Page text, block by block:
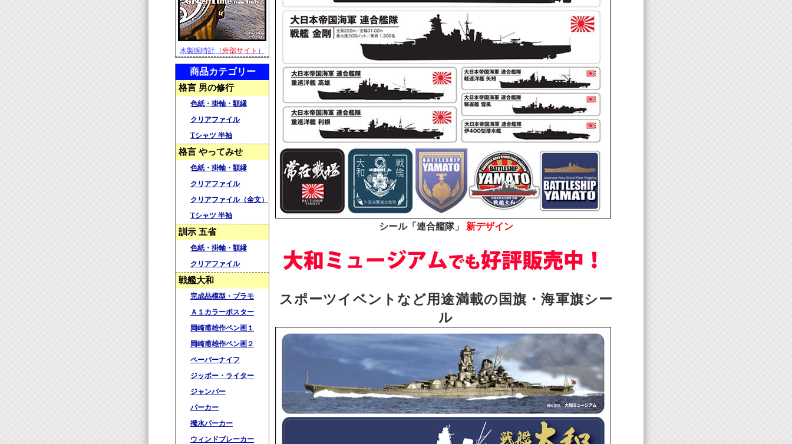
木製腕時計（外部サイト ）
商品カテゴリー
格言 男の修行
色紙・掛軸・額縁
クリアファイル
Tシャツ 半袖
格言 やってみせ
色紙・掛軸・額縁
クリアファイル
クリアファイル（全文）
Tシャツ 半袖
訓示 五省
色紙・掛軸・額縁
クリアファイル
戦艦大和
完成品模型・プラモ
Ａ１カラーポスター
岡崎甫雄作ペン画１
岡崎甫雄作ペン画２
ペーパーナイフ
ジッポー・ライター
ジャンパー
パーカー
撥水パーカー
ウィンドブレーカー
シール「連合艦隊」 新デザイン
スポーツイベントなど用途満載の国旗・海軍旗シー
ル